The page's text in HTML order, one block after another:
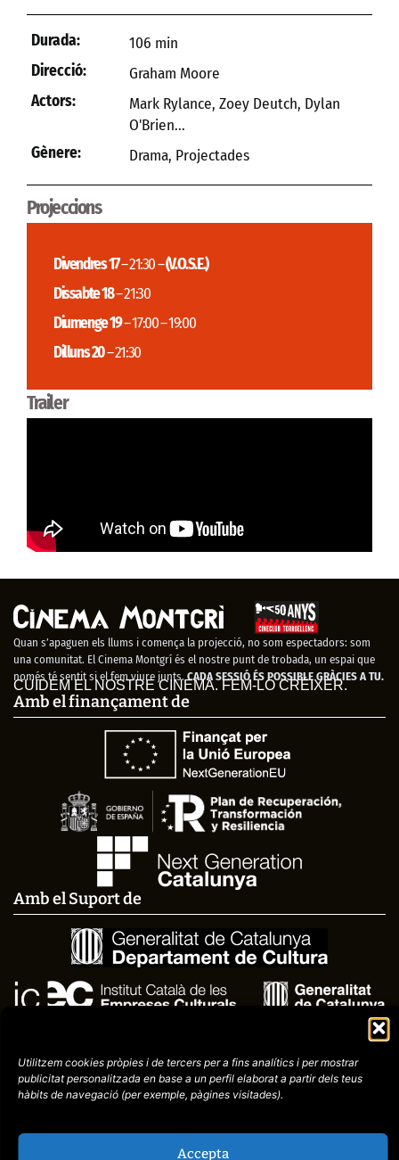
Utilitzem cookies pròpies i de tercers per a fins analítics i per mostrar
publicitatpersonalitzada en base a un perfil elaborat a partir dels teus
hàbits de navegació (perexemple, pàgines visitades).
Accepta
Durada:
106 min
Direcció:
Graham Moore
Actors:
Mark Rylance, Zoey Deutch, Dylan
O'Brien...
Gènere:
Drama, Projectades
Projeccions
Divendres 17– 21:30 –(V.O.S.E.)
Dissabte 18– 21:30
Diumenge 19– 17:00 – 19:00
Dilluns 20– 21:30
Trailer
Quan s’apaguen els llums i comença la projecció, no som espectadors: som
una comunitat. El Cinema Montgrí és el nostre punt de trobada, un espai que
només té sentit si el fem viure junts. CADA SESSIÓ ÉS POSSIBLE GRÀCIES A TU.
CUIDEM EL NOSTRE CINEMA. FEM-LO CRÉIXER.
Amb el finançament de
Amb el Suport de